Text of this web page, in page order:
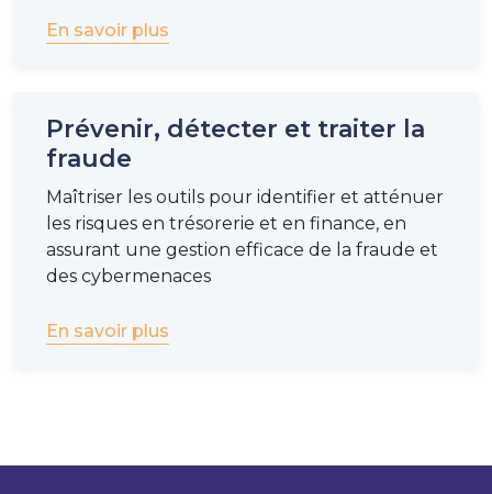
En savoir plus
Prévenir, détecter et traiter la
fraude
Maîtriser les outils pour identifier et atténuer
les risques en trésorerie et en finance, en
assurant une gestion efficace de la fraude et
des cybermenaces
En savoir plus